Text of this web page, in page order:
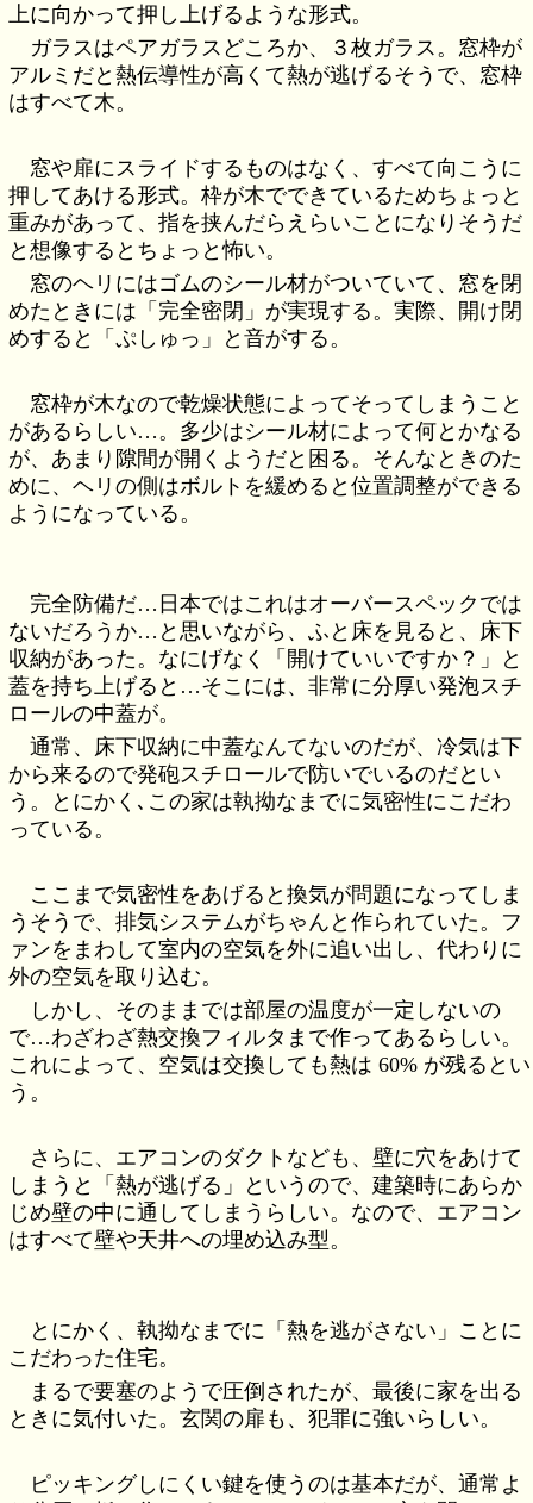
上に向かって押し上げるような形式。
ガラスはペアガラスどころか、３枚ガラス。窓枠が
アルミだと熱伝導性が高くて熱が逃げるそうで、窓枠
はすべて木。
窓や扉にスライドするものはなく、すべて向こうに
押してあける形式。枠が木でできているためちょっと
重みがあって、指を挟んだらえらいことになりそうだ
と想像するとちょっと怖い。
窓のヘリにはゴムのシール材がついていて、窓を閉
めたときには「完全密閉」が実現する。実際、開け閉
めすると「ぷしゅっ」と音がする。
窓枠が木なので乾燥状態によってそってしまうこと
があるらしい…。多少はシール材によって何とかなる
が、あまり隙間が開くようだと困る。そんなときのた
めに、ヘリの側はボルトを緩めると位置調整ができる
ようになっている。
完全防備だ…日本ではこれはオーバースペックでは
ないだろうか…と思いながら、ふと床を見ると、床下
収納があった。なにげなく「開けていいですか？」と
蓋を持ち上げると…そこには、非常に分厚い発泡スチ
ロールの中蓋が。
通常、床下収納に中蓋なんてないのだが、冷気は下
から来るので発砲スチロールで防いでいるのだとい
う。とにかく､この家は執拗なまでに気密性にこだわ
っている。
ここまで気密性をあげると換気が問題になってしま
うそうで、排気システムがちゃんと作られていた。フ
ァンをまわして室内の空気を外に追い出し、代わりに
外の空気を取り込む。
しかし、そのままでは部屋の温度が一定しないの
で…わざわざ熱交換フィルタまで作ってあるらしい。
これによって、空気は交換しても熱は 60% が残るとい
う。
さらに、エアコンのダクトなども、壁に穴をあけて
しまうと「熱が逃げる」というので、建築時にあらか
じめ壁の中に通してしまうらしい。なので、エアコン
はすべて壁や天井への埋め込み型。
とにかく、執拗なまでに「熱を逃がさない」ことに
こだわった住宅。
まるで要塞のようで圧倒されたが、最後に家を出る
ときに気付いた。玄関の扉も、犯罪に強いらしい。
ピッキングしにくい鍵を使うのは基本だが、通常よ